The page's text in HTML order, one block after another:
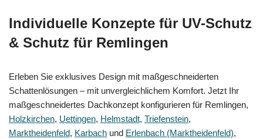
Individuelle Konzepte für UV-Schutz
& Schutz für Remlingen
Erleben Sie exklusives Design mit maßgeschneiderten
Schattenlösungen – mit unvergleichlichem Komfort. Jetzt Ihr
maßgeschneidertes Dachkonzept konfigurieren für Remlingen,
Holzkirchen, Uettingen, Helmstadt, Triefenstein,
Marktheidenfeld, Karbach und Erlenbach (Marktheidenfeld),